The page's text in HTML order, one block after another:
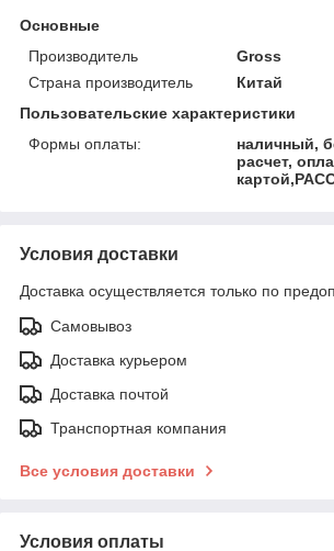
Основные
Производитель
Gross
Страна производитель
Китай
Пользовательские характеристики
Формы оплаты:
наличный,
расчет,
Условия доставки
Доставка осуществляется только по
Самовывоз
Доставка курьером
Доставка почтой
Транспортная компания
Все условия доставки
Условия оплаты